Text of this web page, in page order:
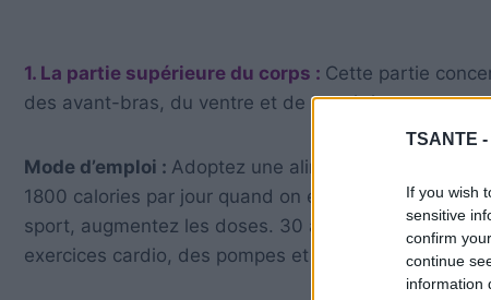
TSANTE -
If you wish
sensitive
confirm
continue
information
1. La partie supérieure du corps : Cette partie
des avant-bras, du ventre et de la poitrine.
Mode d’emploi : Adoptez une alimentation saine et
1800 calories par jour quand on est une femme et
sport, augmentez les doses. 30 à 60 minutes
exercices cardio, des pompes et des sit-up.